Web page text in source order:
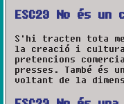
ESC23 No és un
S'hi tracten tota
la creació i
pretencions
presses. També
voltant de la